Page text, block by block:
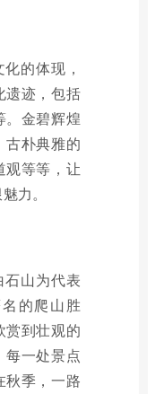
的体现，
遗迹，包括
。金碧辉煌
古朴典雅的
观等等，让
力。
石山为代表
的爬山胜
赏到壮观的
每一处景点
秋季，一路